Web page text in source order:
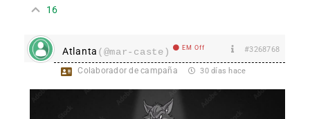
16
Atlanta (@mar-caste) EM Off #3268768
Colaborador de campaña 30 días hace